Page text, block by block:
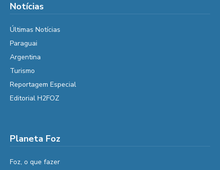
Notícias
Últimas Notícias
Paraguai
Argentina
Turismo
Reportagem Especial
Editorial H2FOZ
Planeta Foz
Foz, o que fazer